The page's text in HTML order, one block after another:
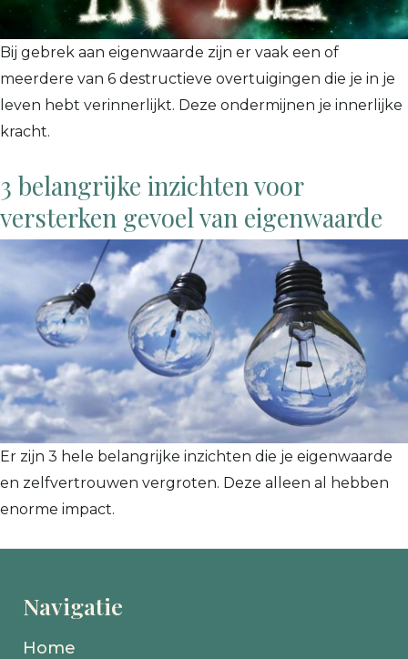
Bij gebrek aan eigenwaarde zijn er vaak een of
meerdere van 6 destructieve overtuigingen die je in je
leven hebt verinnerlijkt. Deze ondermijnen je innerlijke
kracht.
3 belangrijke inzichten voor
versterken gevoel van eigenwaarde
Er zijn 3 hele belangrijke inzichten die je eigenwaarde
en zelfvertrouwen vergroten. Deze alleen al hebben
enorme impact.
Navigatie
Home